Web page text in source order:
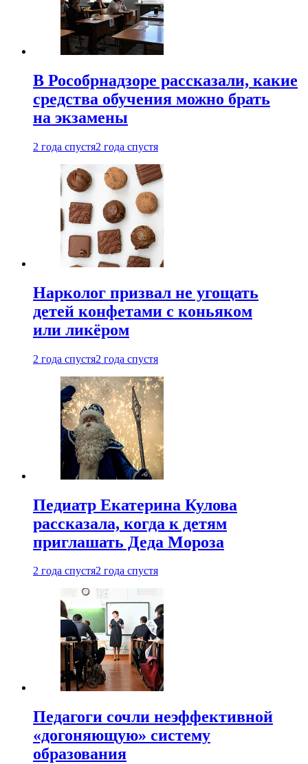
В Рособрнадзоре рассказали, какие
средства обучения можно брать
на экзамены
2 года спустя2 года спустя
Нарколог призвал не угощать
детей конфетами с коньяком
или ликёром
2 года спустя2 года спустя
Педиатр Екатерина Кулова
рассказала, когда к детям
приглашать Деда Мороза
2 года спустя2 года спустя
Педагоги сочли неэффективной
«догоняющую» систему
образования